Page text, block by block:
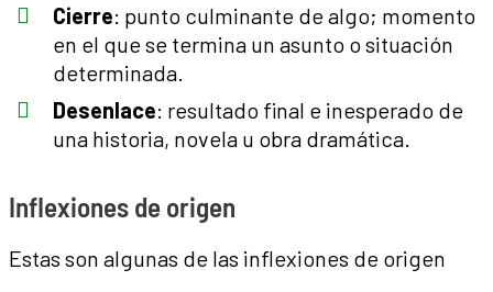
Cierre: punto culminante de algo; momento
en el que se termina un asunto o situación
determinada.
Desenlace: resultado final e inesperado de
una historia, novela u obra dramática.
Inflexiones de origen
Estas son algunas de las inflexiones de origen